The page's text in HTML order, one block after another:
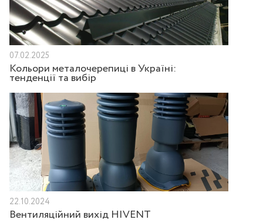
07.02.2025
Кольори металочерепиці в Україні:
тенденції та вибір
22.10.2024
Вентиляційний вихід HIVENT